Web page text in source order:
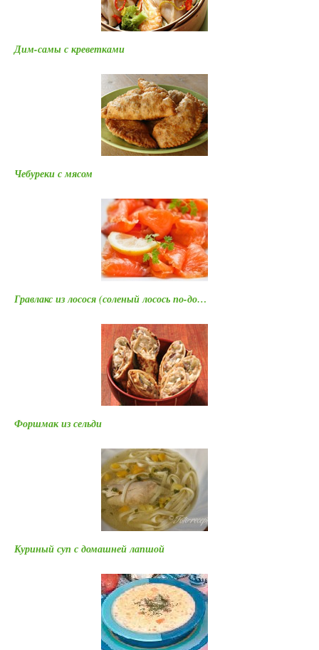
Дим-самы с креветками
Чебуреки с мясом
Гравлакс из лосося (соленый лосось по-до…
Форшмак из сельди
Куриный суп с домашней лапшой